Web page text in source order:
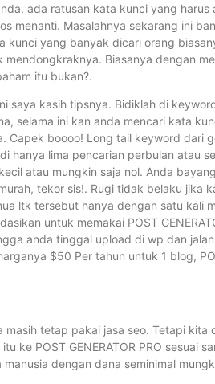
ada ratusan kata kunci yang harus
menanti. Masalahnya sekarang ini
yang banyak dicari orang
Biasanya dengan
itu bukan?.
saya kasih tipsnya. Bidiklah di
selama ini kan anda mencari kata
Capek boooo! Long tail keyword dari
hanya lima pencarian perbulan atau
atau mungkin saja nol. Anda
tekor sis!. Rugi tidak belaku jika
ltk tersebut hanya dengan satu kali
untuk memakai POST
anda tinggal upload di wp dan
$50 Per tahun untuk 1 blog,
tetap pakai jasa seo. Tetapi kita
POST GENERATOR PRO sesuai
dengan dana seminimal